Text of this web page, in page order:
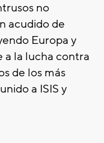
no
acudido de
Europa y
a la lucha contra
de los más
a ISIS y